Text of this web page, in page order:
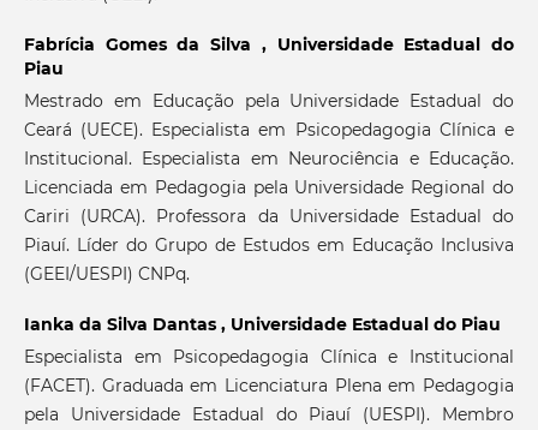
Fabrícia Gomes da Silva , Universidade Estadual do
Piau
Mestrado em Educação pela Universidade Estadual do
Ceará (UECE). Especialista em Psicopedagogia Clínica e
Institucional. Especialista em Neurociência e Educação.
Licenciada em Pedagogia pela Universidade Regional do
Cariri (URCA). Professora da Universidade Estadual do
Piauí. Líder do Grupo de Estudos em Educação Inclusiva
(GEEI/UESPI) CNPq.
Ianka da Silva Dantas , Universidade Estadual do Piau
Especialista em Psicopedagogia Clínica e Institucional
(FACET). Graduada em Licenciatura Plena em Pedagogia
pela Universidade Estadual do Piauí (UESPI). Membro